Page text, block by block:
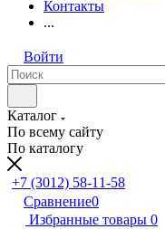
Контакты
...
Войти
Каталог
По всему сайту
По каталогу
+7 (3012) 58-11-58
Сравнение0
Избранные товары 0